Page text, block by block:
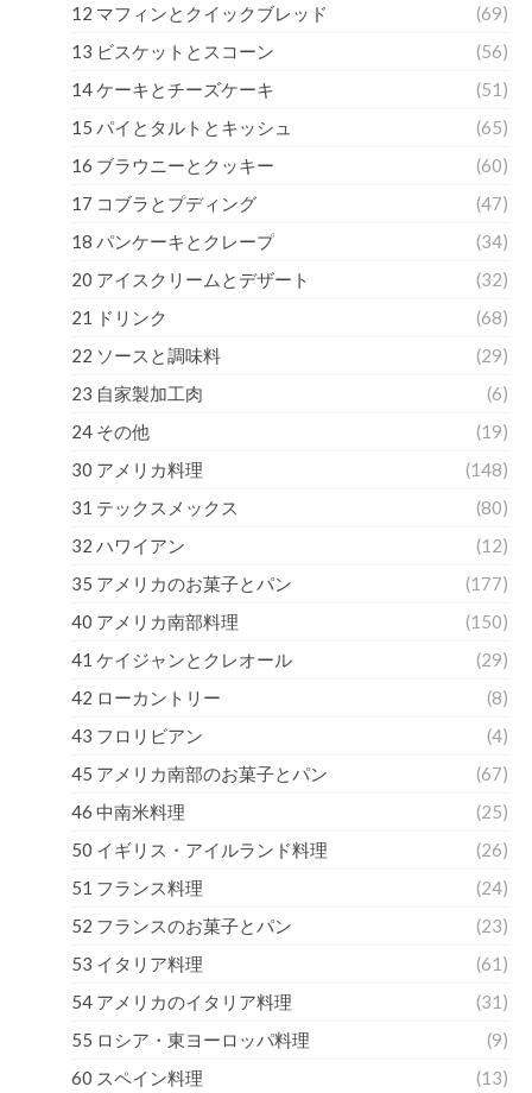
12 マフィンとクイックブレッド
(69)
13 ビスケットとスコーン
(56)
14 ケーキとチーズケーキ
(51)
15 パイとタルトとキッシュ
(65)
16 ブラウニーとクッキー
(60)
17 コブラとプディング
(47)
18 パンケーキとクレープ
(34)
20 アイスクリームとデザート
(32)
21 ドリンク
(68)
22 ソースと調味料
(29)
23 自家製加工肉
(6)
24 その他
(19)
30 アメリカ料理
(148)
31 テックスメックス
(80)
32 ハワイアン
(12)
35 アメリカのお菓子とパン
(177)
40 アメリカ南部料理
(150)
41 ケイジャンとクレオール
(29)
42 ローカントリー
(8)
43 フロリビアン
(4)
45 アメリカ南部のお菓子とパン
(67)
46 中南米料理
(25)
50 イギリス・アイルランド料理
(26)
51 フランス料理
(24)
52 フランスのお菓子とパン
(23)
53 イタリア料理
(61)
54 アメリカのイタリア料理
(31)
55 ロシア・東ヨーロッパ料理
(9)
60 スペイン料理
(13)